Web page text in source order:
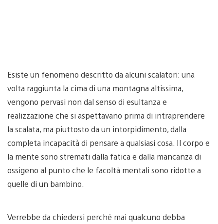
Esiste un fenomeno descritto da alcuni scalatori: una
volta raggiunta la cima di una montagna altissima,
vengono pervasi non dal senso di esultanza e
realizzazione che si aspettavano prima di intraprendere
la scalata, ma piuttosto da un intorpidimento, dalla
completa incapacità di pensare a qualsiasi cosa. Il corpo e
la mente sono stremati dalla fatica e dalla mancanza di
ossigeno al punto che le facoltà mentali sono ridotte a
quelle di un bambino.
Verrebbe da chiedersi perché mai qualcuno debba